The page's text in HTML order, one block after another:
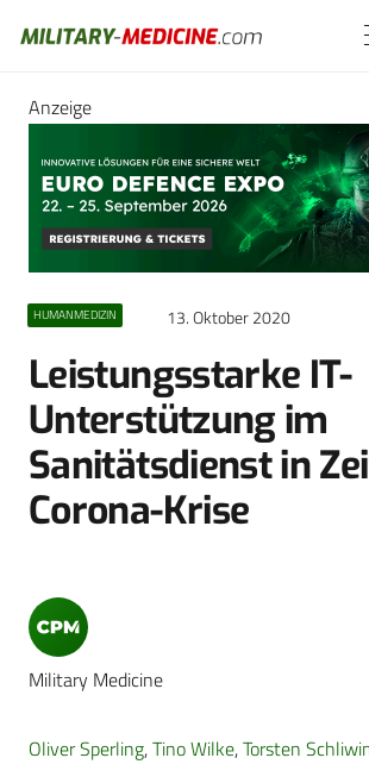
Anzeige
HUMANMEDIZIN 13. Oktober 2020
Leistungsstarke IT-
Unterstützung im
Sanitätsdienst in
Corona-Krise
Military Medicine
Oliver Sperling,Tino Wilke,Torsten